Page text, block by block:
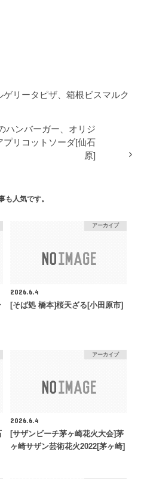
ゲリータピザ、箱根ビスマルク
ハンバーガー、オリジ
プリコットソーダ[仙石
原]
も人気です。
アーカイブ
2026.6.4
[そば処 橋本]桜天ざる[小田原市]
アーカイブ
2026.6.4
[サザンビーチ茅ヶ崎花火大会]茅
ヶ崎サザン芸術花火2022[茅ヶ崎]